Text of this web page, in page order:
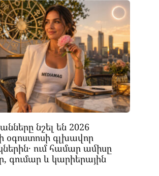
նշել են 2026
օգոստոսի գլխավոր
ում համար ամիսը
գումար և կարիերային